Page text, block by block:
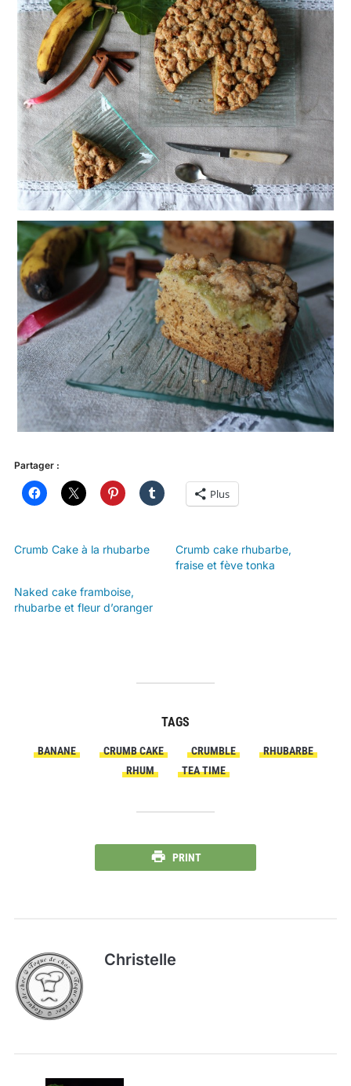
Partager :
Plus
Crumb Cake à la rhubarbe
Crumb cake rhubarbe,
fraise et fève tonka
Naked cake framboise,
rhubarbe et fleur d’oranger
TAGS
BANANE CRUMB CAKE CRUMBLE
RHUBARBE
RHUM
TEA TIME
PRINT
Christelle